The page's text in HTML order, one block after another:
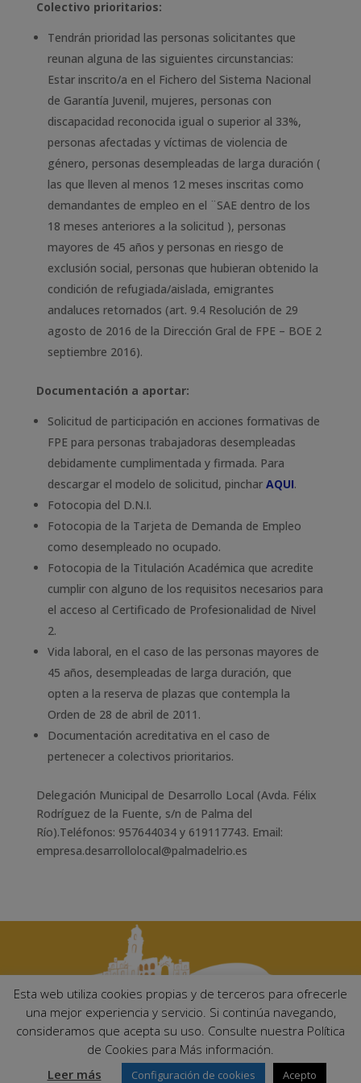
Colectivo prioritarios:
Tendrán prioridad las personas solicitantes que
reunan alguna de las siguientes circunstancias:
Estar inscrito/a en el Fichero del Sistema Nacional
de Garantía Juvenil, mujeres, personas con
discapacidad reconocida igual o superior al 33%,
personas afectadas y víctimas de violencia de
género, personas desempleadas de larga duración (
las que lleven al menos 12 meses inscritas como
demandantes de empleo en el ¨SAE dentro de los
18 meses anteriores a la solicitud ), personas
mayores de 45 años y personas en riesgo de
exclusión social, personas que hubieran obtenido la
condición de refugiada/aislada, emigrantes
andaluces retornados (art. 9.4 Resolución de 29
agosto de 2016 de la Dirección Gral de FPE – BOE 2
septiembre 2016).
Documentación a aportar:
Solicitud de participación en acciones formativas de
FPE para personas trabajadoras desempleadas
debidamente cumplimentada y firmada. Para
descargar el modelo de solicitud, pinchar AQUI.
Fotocopia del D.N.I.
Fotocopia de la Tarjeta de Demanda de Empleo
como desempleado no ocupado.
Fotocopia de la Titulación Académica que acredite
cumplir con alguno de los requisitos necesarios para
el acceso al Certificado de Profesionalidad de Nivel
2.
Vida laboral, en el caso de las personas mayores de
45 años, desempleadas de larga duración, que
opten a la reserva de plazas que contempla la
Orden de 28 de abril de 2011.
Documentación acreditativa en el caso de
pertenecer a colectivos prioritarios.
Delegación Municipal de Desarrollo Local (Avda. Félix
Rodríguez de la Fuente, s/n de Palma del
Río).Teléfonos: 957644034 y 619117743. Email:
empresa.desarrollolocal@palmadelrio.es
Ayuntamiento de Palma del Río. Plaza Mayor de Andalucía, 1 C.P:
14700 – Palma del Río (Córdoba)
Email:
ayuntamiento@palmadelrio.es
Esta web utiliza cookies propias y de terceros para ofrecerle
una mejor experiencia y servicio. Si continúa navegando,
consideramos que acepta su uso. Consulte nuestra Política
de Cookies para Más información.
Leer más
Configuración de cookies Acepto